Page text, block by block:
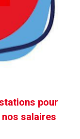
pour
salaires